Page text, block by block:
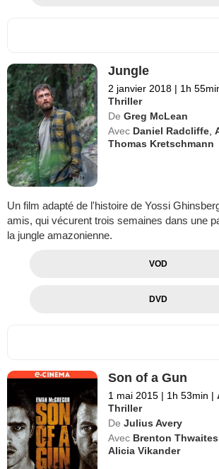
Jungle
2 janvier 2018 | 1h
Thriller
De Greg McLean
Avec Daniel Radcliffe ,
Thomas Kretschmann
Un film adapté de l'histoire de Yossi
amis, qui vécurent trois semaines dans une
la jungle amazonienne.
VOD
DVD
Son of a Gun
1 mai 2015 | 1h 53min |
Thriller
De Julius Avery
Avec Brenton Thwaites
Alicia Vikander